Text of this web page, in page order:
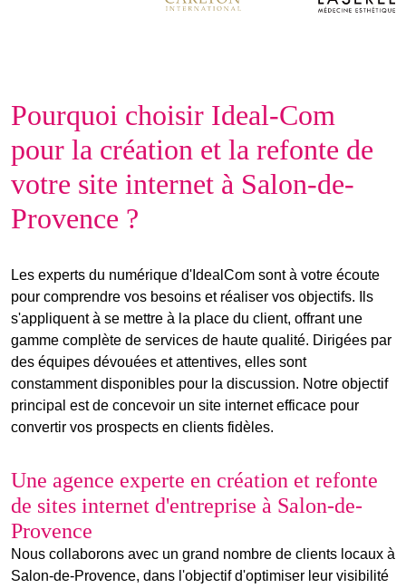
Pourquoi choisir Ideal-Com
pour la création et la refonte de
votre site internet à Salon-de-
Provence ?
Les experts du numérique d'IdealCom sont à votre écoute
pour comprendre vos besoins et réaliser vos objectifs. Ils
s'appliquent à se mettre à la place du client, offrant une
gamme complète de services de haute qualité. Dirigées par
des équipes dévouées et attentives, elles sont
constamment disponibles pour la discussion. Notre objectif
principal est de concevoir un site internetefficace pour
convertir vos prospects en clients fidèles.
Une agence experte en création et refonte
de sites internet d'entreprise à Salon-de-
Provence
Nous collaborons avec un grand nombre de clients locaux à
Salon-de-Provence, dans l'objectif d'optimiser leur visibilité